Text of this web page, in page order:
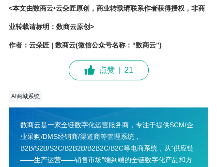
<本文由数商云•云朵匠原创，商业转载请联系作者获得授权，非商
业转载请标明：数商云原创>
作者：云朵匠 | 数商云(微信公众号名称：“数商云”)
点赞 21
AI商城系统
数商云是一家全链数字化运营服务商，专注于提供SCM/企
业采购/DMS经销商/渠道商等管理系统，
B2B/S2B/S2C/B2B2B/B2B2C/B2C等电商系统，从“供应链
——生产运营——销售市场”端到端的全链数字化产品和方